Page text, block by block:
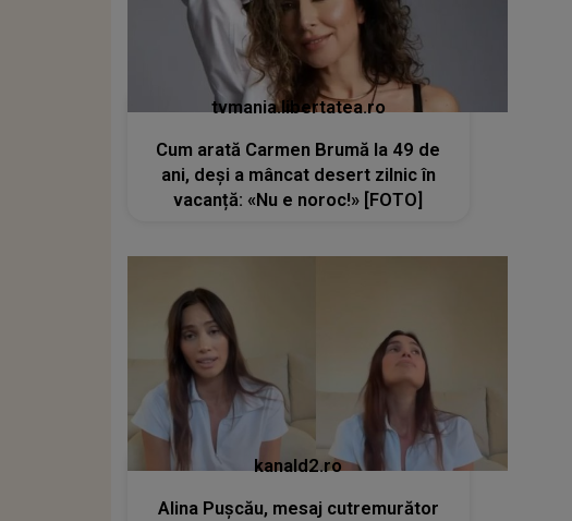
tvmania.libertatea.ro
Cum arată Carmen Brumă la 49 de
ani, deși a mâncat desert zilnic în
vacanță: «Nu e noroc!» [FOTO]
kanald2.ro
Alina Pușcău, mesaj cutremurător